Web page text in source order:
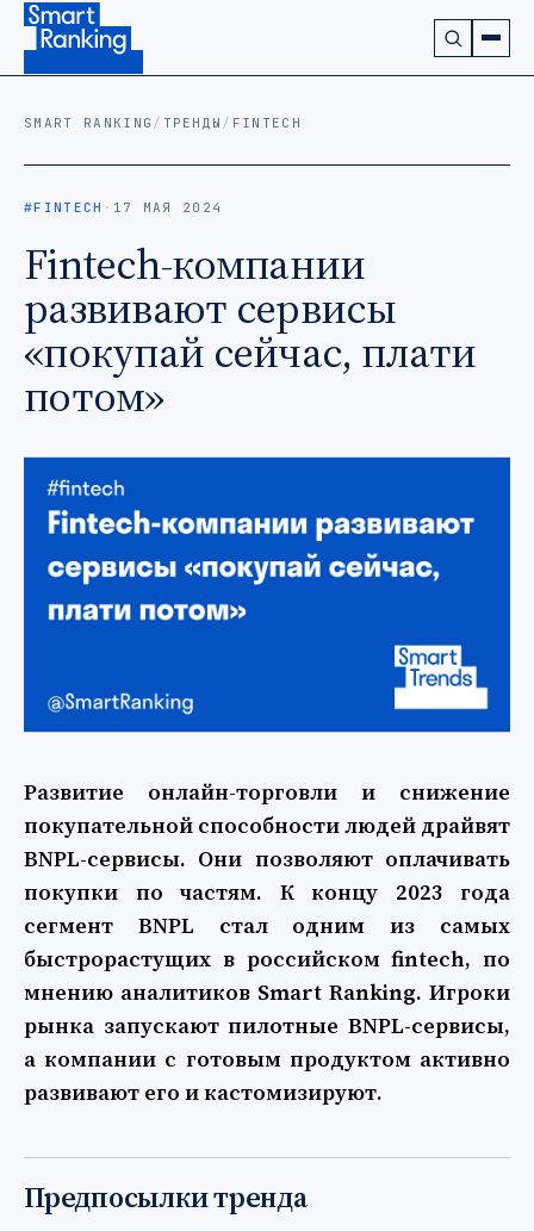
Подписаться на наш канал в Telegram (откроется в
SMART RANKING / ТРЕНДЫ / FINTECH
#FINTECH · 17 МАЯ 2024
Fintech-компании
развивают сервисы
«покупай сейчас, плати
потом»
Развитие онлайн-торговли и снижение
покупательной способности людей драйвят
BNPL-сервисы. Они позволяют оплачивать
покупки по частям. К концу 2023 года
сегмент BNPL стал одним из самых
быстрорастущих в российском fintech, по
мнению аналитиков Smart Ranking. Игроки
рынка запускают пилотные BNPL-сервисы,
а компании с готовым продуктом активно
развивают его и кастомизируют.
Предпосылки тренда